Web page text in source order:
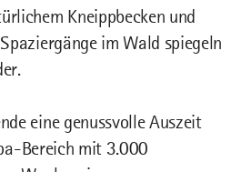
Kneippbecken und
im Wald spiegeln
eine genussvolle Auszeit
Bereich mit 3.000